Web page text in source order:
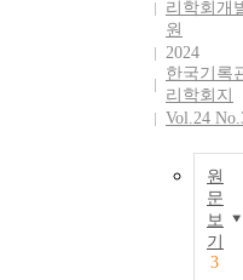
리학회개
원
2024
한국기록
리학회지
Vol.24
원
문
보
기
3